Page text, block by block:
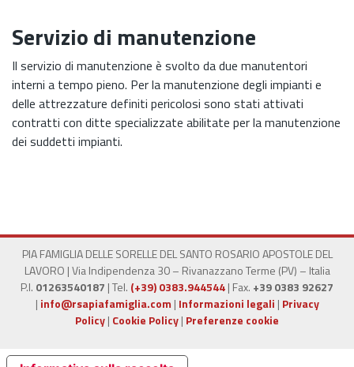
Servizio di manutenzione
Il servizio di manutenzione è svolto da due manutentori
interni a tempo pieno. Per la manutenzione degli impianti e
delle attrezzature definiti pericolosi sono stati attivati
contratti con ditte specializzate abilitate per la manutenzione
dei suddetti impianti.
PIA FAMIGLIA DELLE SORELLE DEL SANTO ROSARIO APOSTOLE DEL
LAVORO | Via Indipendenza 30 – Rivanazzano Terme (PV) – Italia
P.I. 01263540187 |Tel. (+39) 0383.944544| Fax. +39 0383 92627
| info@rsapiafamiglia.com | Informazioni legali | Privacy
Policy| Cookie Policy| Preferenze cookie